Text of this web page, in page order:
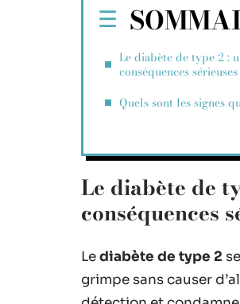
Le diabète de type 2 :
conséquences sérieuses
Quels sont les signes
Le diabète de
conséquences
Lediabète de type 2
grimpe sans caus­er